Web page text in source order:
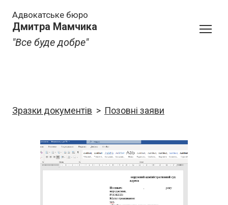
Адвокатське бюро
Дмитра Мамчика
"Все буде добре"
Зразки документів Позовні заяви